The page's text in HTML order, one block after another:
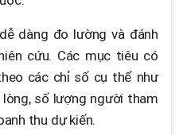
dàng đo lường và đánh
cứu. Các mục tiêu có
các chỉ số cụ thể như
số lượng người tham
thu dự kiến.